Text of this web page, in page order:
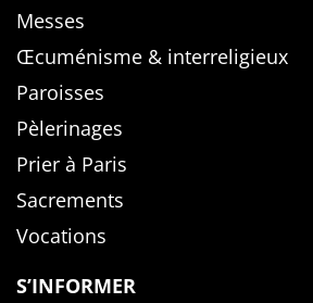
Messes
Œcuménisme & interreligieux
Paroisses
Pèlerinages
Prier à Paris
Sacrements
Vocations
S’INFORMER